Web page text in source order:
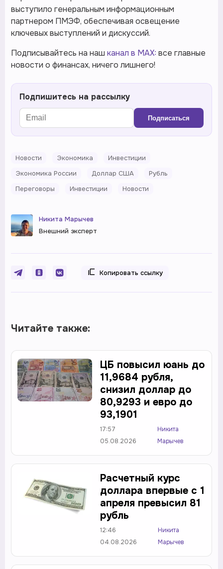
выступило генеральным информационным
партнером ПМЭФ, обеспечивая освещение
ключевых выступлений и дискуссий.
Подписывайтесь на наш канал в MAX: все главные
новости о финансах, ничего лишнего!
Подпишитесь на рассылку
Подписаться
Новости Экономика
Инвестиции
Экономика России
Доллар США
Рубль
Переговоры
Инвестиции Новости
Никита Марычев
Внешний эксперт
Копировать ссылку
Читайте также:
ЦБ повысил юань до
11,9684 рубля,
снизил доллар до
80,9293 и евро до
93,1901
17:57
05.08.2026
Никита
Марычев
Расчетный курс
доллара впервые с 1
апреля превысил 81
рубль
12:46
04.08.2026
Никита
Марычев